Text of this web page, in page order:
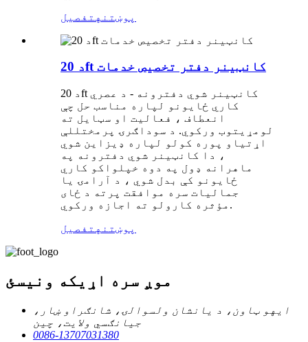
پوښتنه تفصیل
د 20ft کانټینر دفتر تخصیص خدمات
د 20ft کانټینر شوي دفترونه - د عصري
کاري ځایونو لپاره مناسب حل چې
انعطاف ، فعالیت او سټایل ته
لومړیتوب ورکوي. د سوداګرۍ پرمختللې
اړتیاو پوره کولو لپاره ډیزاین شوي
، دا کانټینر شوي دفترونه په
ماهرانه ډول په دوه خپلواکو کاري
ځایونو کې بدل شوي ، د آرامۍ یا
جمالیات سره موافقت پرته د ځای
مؤثره کارولو ته اجازه ورکوي.
پوښتنه تفصیل
موږ سره اړیکه ونیسئ
ایهو ټاون، د یانشان ولسوالۍ، شانګراو ښار،
جیانګسي ولایت، چین
0086-13707031380